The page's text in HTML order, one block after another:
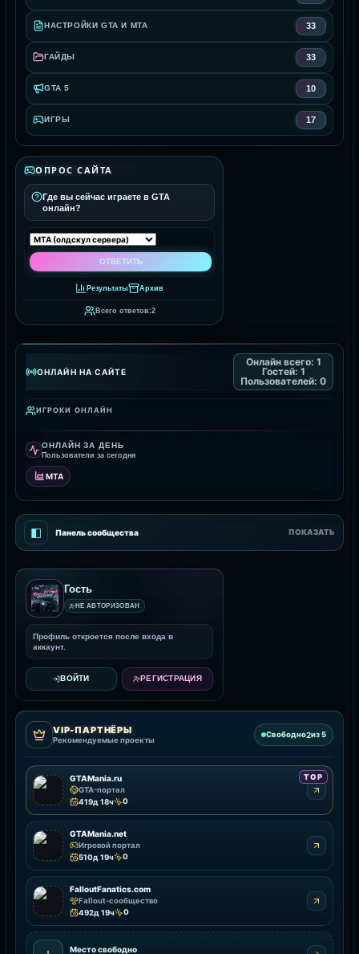
НАСТРОЙКИ GTA И MTA 33
ГАЙДЫ 33
GTA 5 10
ИГРЫ 17
ОПРОС САЙТА
Где вы сейчас играете в GTA
онлайн?
Результаты Архив
Всего ответов:2
ОНЛАЙН НА САЙТЕ
Онлайн всего: 1
Гостей: 1
Пользователей: 0
ИГРОКИ ОНЛАЙН
ОНЛАЙН ЗА ДЕНЬ
Пользователи за сегодня
MTA
◧ Панель сообщества ПОКАЗАТЬ
Гость
НЕ АВТОРИЗОВАН
Профиль откроется после входа в
аккаунт.
ВОЙТИ РЕГИСТРАЦИЯ
VIP-ПАРТНЁРЫ
Рекомендуемые проекты
Свободно2из 5
TOP
GTAMania.ru
GTA-портал
419д 18ч
0
GTAMania.net
Игровой портал
510д 19ч
0
FalloutFanatics.com
Fallout-сообщество
492д 19ч
0
Место свободно